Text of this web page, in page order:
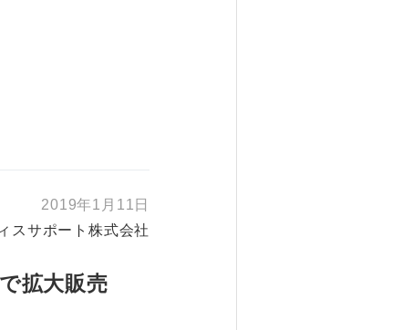
2019年1月11日
スサポート株式会社
拡大販売